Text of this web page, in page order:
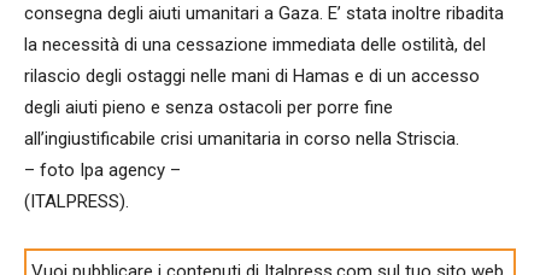
consegna degli aiuti umanitari a Gaza. E’ stata inoltre ribadita
la necessità di una cessazione immediata delle ostilità, del
rilascio degli ostaggi nelle mani di Hamas e di un accesso
degli aiuti pieno e senza ostacoli per porre fine
all’ingiustificabile crisi umanitaria in corso nella Striscia.
– foto Ipa agency –
(ITALPRESS).